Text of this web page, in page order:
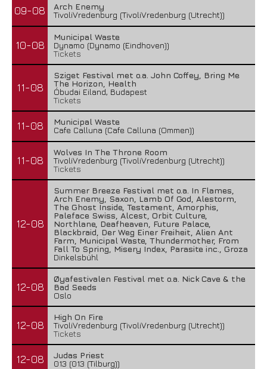
09-08
Arch Enemy
TivoliVredenburg (TivoliVredenburg (Utrecht))
10-08
Municipal Waste
Dynamo (Dynamo (Eindhoven))
Tickets
11-08
Sziget Festival met o.a. John Coffey, Bring Me
The Horizon, Health
Óbudai Eiland, Budapest
Tickets
11-08
Municipal Waste
Cafe Calluna (Cafe Calluna (Ommen))
11-08
Wolves In The Throne Room
TivoliVredenburg (TivoliVredenburg (Utrecht))
Tickets
12-08
Summer Breeze Festival met o.a. In Flames,
Arch Enemy, Saxon, Lamb Of God, Alestorm,
The Ghost Inside, Testament, Amorphis,
Paleface Swiss, Alcest, Orbit Culture,
Northlane, Deafheaven, Future Palace,
Blackbraid, Der Weg Einer Freiheit, Alien Ant
Farm, Municipal Waste, Thundermother, From
Fall To Spring, Misery Index, Parasite inc., Groza
Dinkelsbühl
12-08
Øyafestivalen Festival met o.a. Nick Cave & the
Bad Seeds
Oslo
12-08
High On Fire
TivoliVredenburg (TivoliVredenburg (Utrecht))
Tickets
12-08
Judas Priest
013 (013 (Tilburg))